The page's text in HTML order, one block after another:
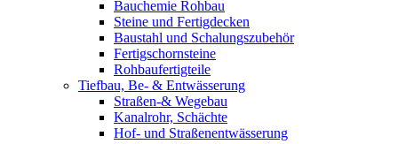
Bauchemie Rohbau
Steine und Fertigdecken
Baustahl und Schalungszubehör
Fertigschornsteine
Rohbaufertigteile
Tiefbau, Be- & Entwässerung
Straßen-& Wegebau
Kanalrohr, Schächte
Hof- und Straßenentwässerung